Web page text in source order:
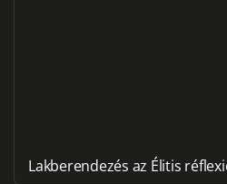
Lakberendezés az Élitis